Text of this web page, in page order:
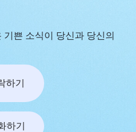
있기 때문이다. 그는 찾으려
름과 굶주림을 겪지 않게 하
. 전능하신 하나님, 지키며 바라
기를 기다리고, 문득 기억을
서 쓰러졌다는 것, 언제부터인
다렸다는 것을 깨닫는 그날을
켜 주는 것은 더할 나위 없이
날 너의 마음과 영이 대체 어
―＜말
쁜 소식이 당신과 당신의
하기
하기